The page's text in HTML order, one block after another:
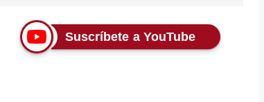
Suscríbete a YouTube